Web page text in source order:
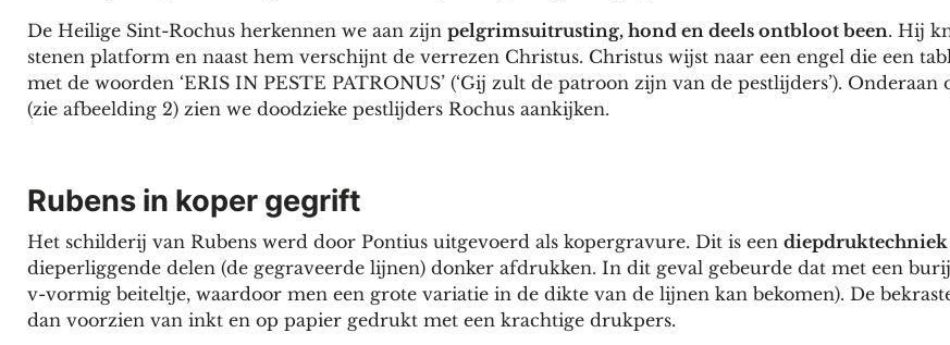
De Heilige Sint-Rochus herkennen we aan zijn pelgrimsuitrusting, hond en deels ontbloot been. Hij
stenen platform en naast hem verschijnt de verrezen Christus. Christus wijst naar een engel die een
met de woorden ‘ERIS IN PESTE PATRONUS’ (‘Gij zult de patroon zijn van de pestlijders’). Onderaan
(zie afbeelding 2) zien we doodzieke pestlijders Rochus aankijken.
Rubens in koper gegrift
Het schilderij van Rubens werd door Pontius uitgevoerd als kopergravure. Dit is een diepdruktechniek
dieperliggende delen (de gegraveerde lijnen) donker afdrukken. In dit geval gebeurde dat met een
v-vormig beiteltje, waardoor men een grote variatie in de dikte van de lijnen kan bekomen). De
dan voorzien van inkt en op papier gedrukt met een krachtige drukpers.